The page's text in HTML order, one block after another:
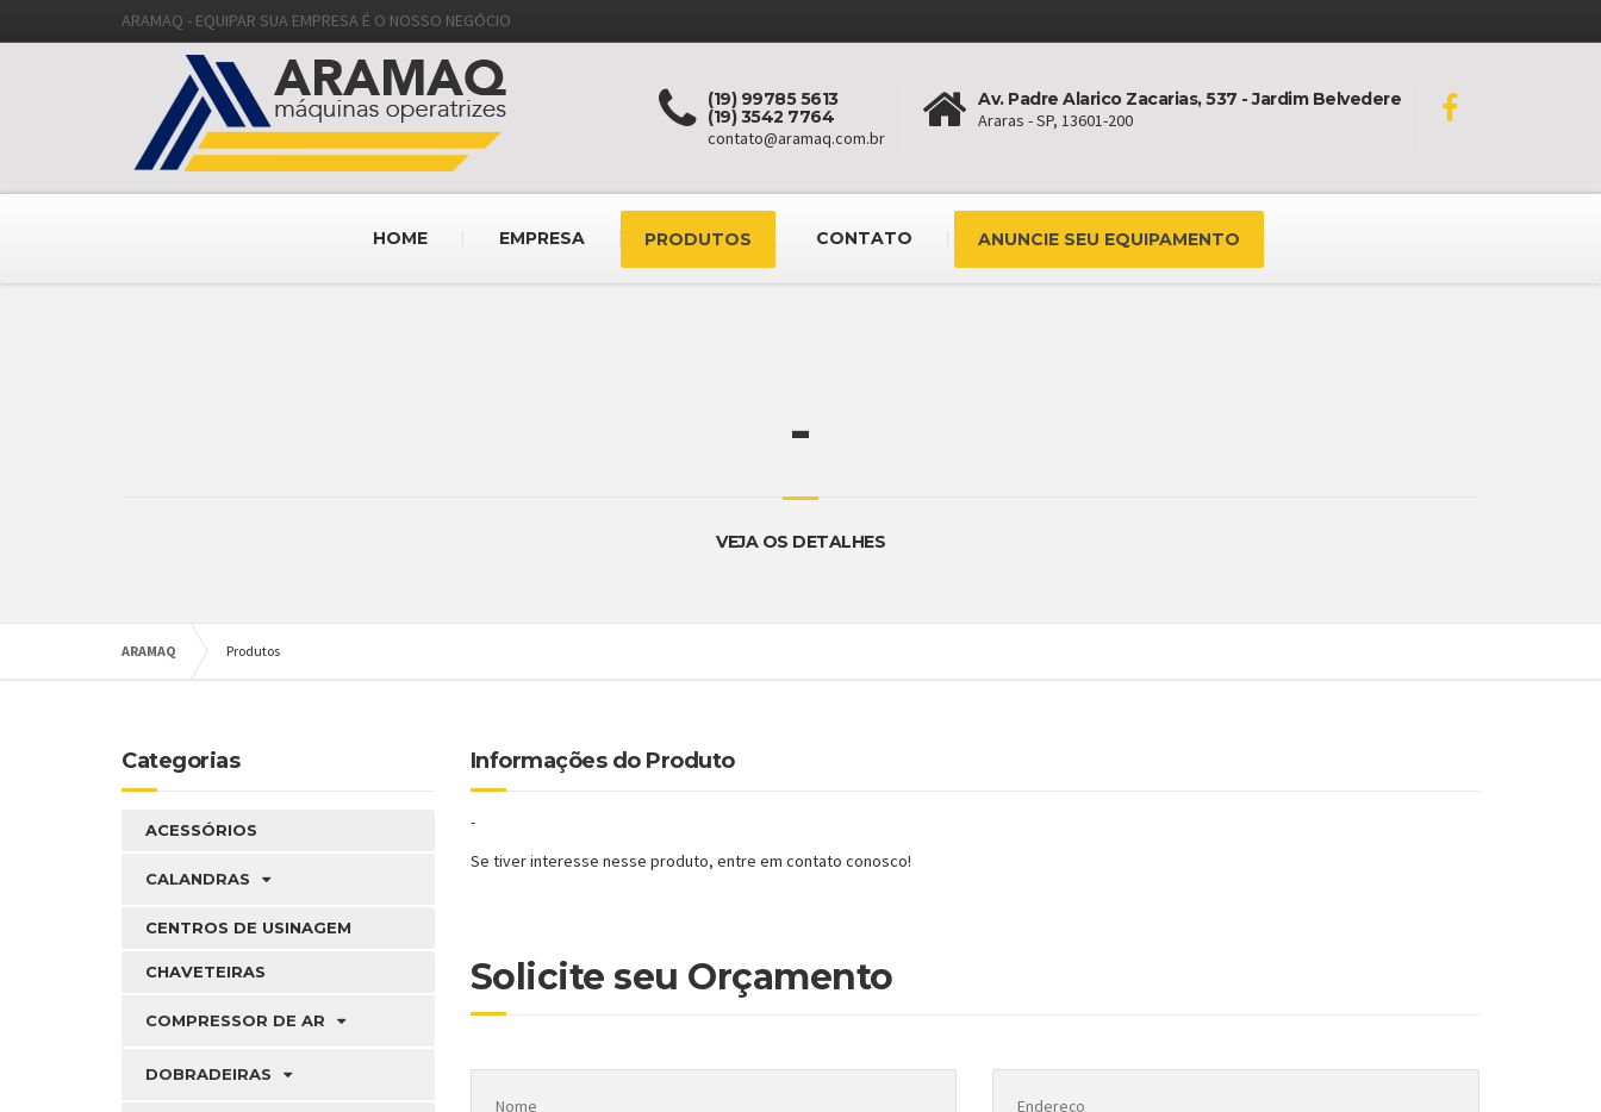
ARAMAQ - EQUIPAR SUA EMPRESA É O NOSSO NEGÓCIO
(19) 99785 5613
(19) 3542 7764
contato@aramaq.com.br
Av. Padre Alarico Zacarias, 537 - Jardim Belvedere
Araras - SP, 13601-200
HOME EMPRESA PRODUTOS CONTATO ANUNCIE SEU EQUIPAMENTO
-
VEJA OS DETALHES
ARAMAQ Produtos
Informações do Produto
-
Se tiver interesse nesse produto, entre em contato conosco!
Solicite seu Orçamento
Categorias
ACESSÓRIOS
CALANDRAS
CENTROS DE USINAGEM
CHAVETEIRAS
COMPRESSOR DE AR
DOBRADEIRAS